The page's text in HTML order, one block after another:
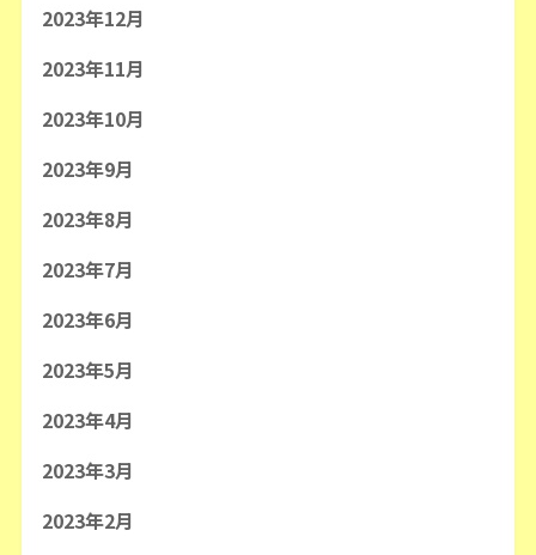
2023年12月
2023年11月
2023年10月
2023年9月
2023年8月
2023年7月
2023年6月
2023年5月
2023年4月
2023年3月
2023年2月